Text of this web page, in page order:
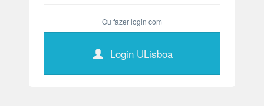
Ou fazer login com
Login ULisboa